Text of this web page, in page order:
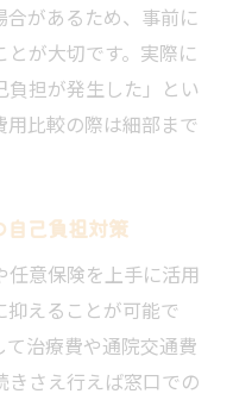
があるため、事前に
が大切です。実際に
負担が発生した」とい
比較の際は細部まで
自己負担対策
意保険を上手に活用
えることが可能で
治療費や通院交通費
きさえ行えば窓口での